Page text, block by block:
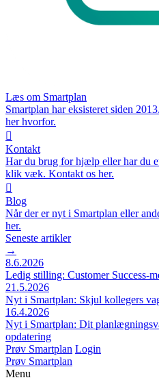
Læs om Smartplan
Smartplan har eksisteret siden
her hvorfor.

Kontakt
Har du brug for hjælp eller har du
klik væk. Kontakt os her.

Blog
Når der er nyt i Smartplan eller
her.
Seneste artikler
→
8.6.2026
Ledig stilling: Customer Success-
21.5.2026
Nyt i Smartplan: Skjul kollegers
16.4.2026
Nyt i Smartplan: Dit
opdatering
Prøv Smartplan Login
Prøv Smartplan
Menu